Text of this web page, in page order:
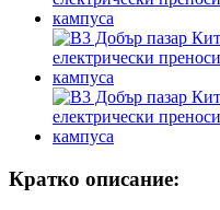
Кратко описание: